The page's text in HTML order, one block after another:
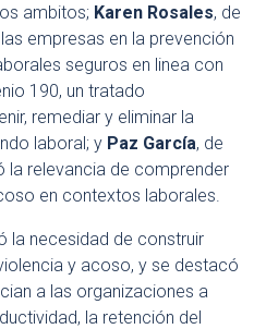
ambitos; Karen Rosales, de
empresas en la prevención
seguros en linea con
190, un tratado
remediar y eliminar la
laboral; y Paz García, de
la relevancia de comprender
en contextos laborales.
la necesidad de construir
y acoso, y se destacó
a las organizaciones a
la retención del